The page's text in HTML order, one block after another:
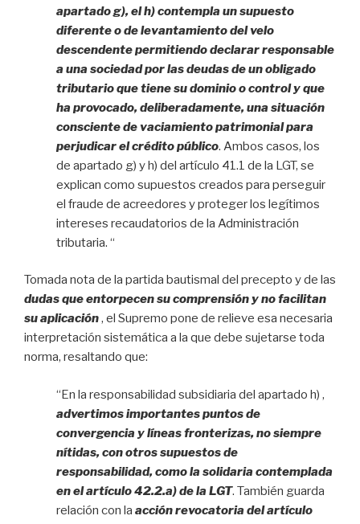
apartado g), el h) contempla un supuesto
diferente o de levantamiento del velo
descendente permitiendo declarar responsable
a una sociedad por las deudas de un obligado
tributario que tiene su dominio o control y que
ha provocado, deliberadamente, una situación
consciente de vaciamiento patrimonial para
perjudicar el crédito público. Ambos casos, los
de apartado g) y h) del artículo 41.1 de la LGT, se
explican como supuestos creados para perseguir
el fraude de acreedores y proteger los legítimos
intereses recaudatorios de la Administración
tributaria. “
Tomada nota de la partida bautismal del precepto y de las
dudas que entorpecen su comprensión y no facilitan
su aplicación, el Supremo pone de relieve esa necesaria
interpretación sistemática a la que debe sujetarse toda
norma, resaltando que:
“En la responsabilidad subsidiaria del apartado h) ,
advertimos importantes puntos de
convergencia y líneas fronterizas, no siempre
nítidas, con otros supuestos de
responsabilidad, como la solidaria contemplada
en el artículo 42.2.a) de la LGT. También guarda
relación con la acción revocatoria del artículo